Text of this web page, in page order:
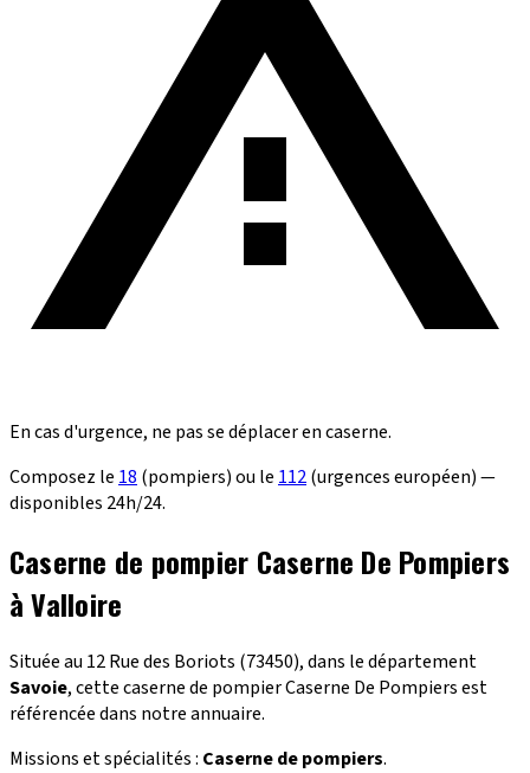
En cas d'urgence, ne pas se déplacer en caserne.
Composez le 18 (pompiers) ou le 112(urgences européen) —
disponibles 24h/24.
Caserne de pompier Caserne De Pompiers
à Valloire
Située au 12 Rue des Boriots (73450), dans le département
Savoie, cette caserne de pompier Caserne De Pompiers est
référencée dans notre annuaire.
Missions et spécialités : Caserne de pompiers.